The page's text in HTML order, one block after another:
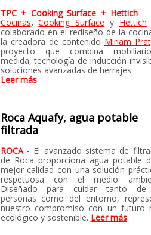
TPC + Cooking Surface + Hettich -
Cocinas,Cooking Surface y Hettich
colaborado en el rediseño de la
la creadora de contenido Miriam
proyecto que combina
medida, tecnología de inducción
soluciones avanzadas de herrajes.
Leer más
Roca Aquafy, agua potable
filtrada
ROCA - El avanzado sistema de
de Roca proporciona agua potable
mejor calidad con una solución
respetuosa con el medio
Diseñado para cuidar tanto de
personas como del entorno,
nuestro compromiso con un futuro
ecológico y sostenible. Leer más